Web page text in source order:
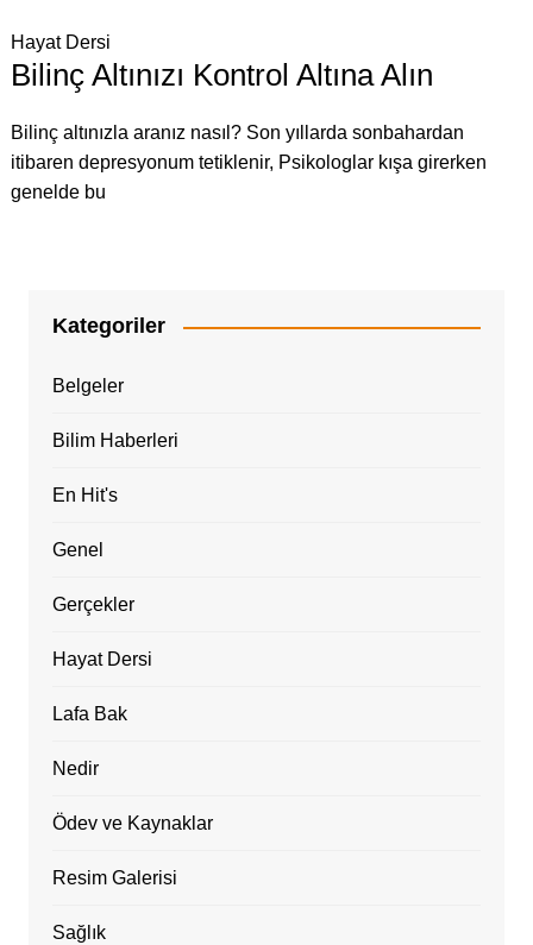
Hayat Dersi
Bilinç Altınızı Kontrol Altına Alın
Bilinç altınızla aranız nasıl? Son yıllarda sonbahardan
itibaren depresyonum tetiklenir, Psikologlar kışa girerken
genelde bu
Kategoriler
Belgeler
Bilim Haberleri
En Hit's
Genel
Gerçekler
Hayat Dersi
Lafa Bak
Nedir
Ödev ve Kaynaklar
Resim Galerisi
Sağlık